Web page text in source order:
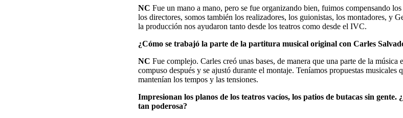
NC Fue un mano a mano, pero se fue organizando bien, fuimos compensando
los directores, somos también los realizadores, los guionistas, los montadores, y
la producción nos ayudaron tanto desde los teatros como desde el IVC.
¿Cómo se trabajó la parte de la partitura musical original con Carles
NC Fue complejo. Carles creó unas bases, de manera que una parte de la música
compuso después y se ajustó durante el montaje. Teníamos propuestas
mantenían los tempos y las tensiones.
Impresionan los planos de los teatros vacíos, los patios de butacas sin
tan poderosa?